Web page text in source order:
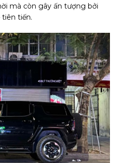
mà còn gây ấn tượng bởi
tiến.